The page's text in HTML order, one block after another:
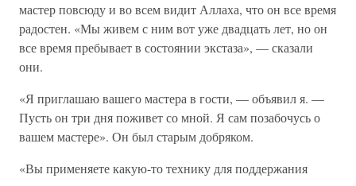
мастер повсюду и во всем видит Аллаха, что он все время
радостен. «Мы живем с ним вот уже двадцать лет, но он
все время пребывает в состоянии экстаза», — сказали
они.
«Я приглашаю вашего мастера в гости, — объявил я. —
Пусть он три дня поживет со мной. Я сам позабочусь о
вашем мастере». Он был старым добряком.
«Вы применяете какую-то технику для поддержания